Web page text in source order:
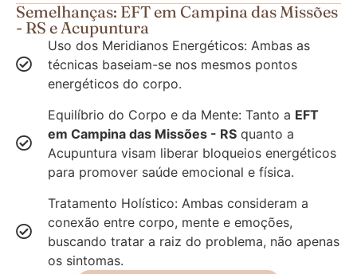
Semelhanças: EFT em Campina das Missões
- RS e Acupuntura
Uso dos Meridianos Energéticos: Ambas as
técnicas baseiam-se nos mesmos pontos
energéticos do corpo.
Equilíbrio do Corpo e da Mente: Tanto a EFT
em Campina das Missões - RS quanto a
Acupuntura visam liberar bloqueios energéticos
para promover saúde emocional e física.
Tratamento Holístico: Ambas consideram a
conexão entre corpo, mente e emoções,
buscando tratar a raiz do problema, não apenas
os sintomas.